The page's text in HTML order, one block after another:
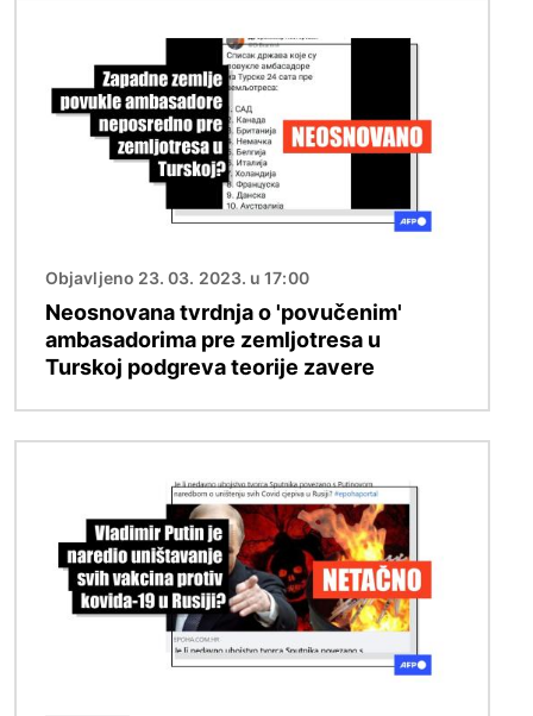
Objavljeno 23. 03. 2023. u 17:00
Neosnovana tvrdnja o 'povučenim'
ambasadorima pre zemljotresa u
Turskoj podgreva teorije zavere